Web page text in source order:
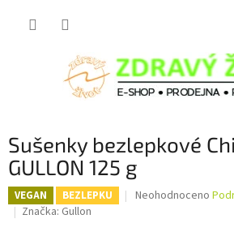
Sušenky bezlepkové
GULLON 125 g
VEGAN BEZLEPKU
Průměrné
Neohodnoceno
Značka: Gullon